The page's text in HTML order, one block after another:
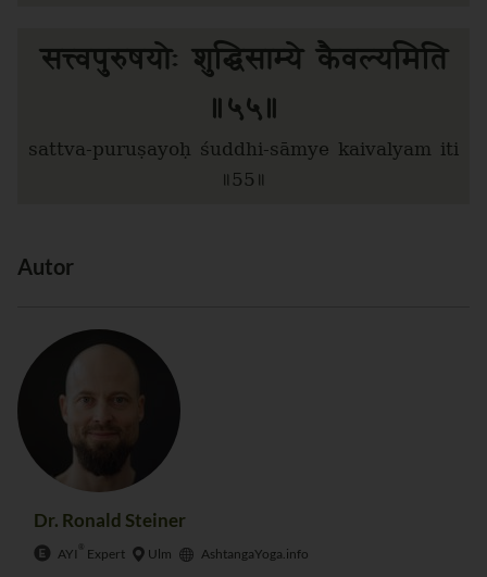
सत्त्वपुरुषयोः शुद्धिसाम्ये कैवल्यमिति
॥५५॥
sattva-puruṣayoḥ śuddhi-sāmye kaivalyam iti
॥55॥
Autor
Dr. Ronald Steiner
AYI ® Expert Ulm AshtangaYoga.info